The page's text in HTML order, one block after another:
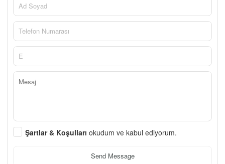
Şartlar & Koşulları okudum ve kabul ediyorum.
Send Message